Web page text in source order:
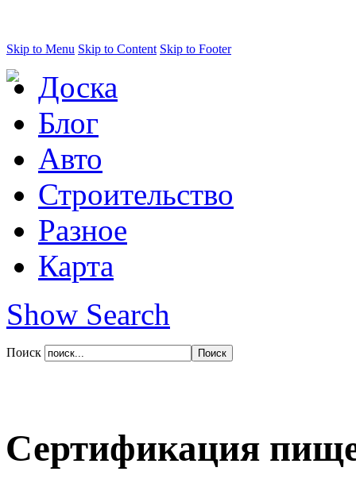
Skip to Menu Skip to Content Skip to Footer
Доска
Блог
Авто
Строительство
Разное
Карта
Show Search
Поиск
Сертификация